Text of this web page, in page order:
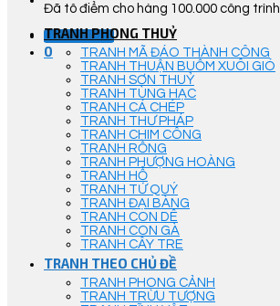
Đã tô điểm cho hàng 100.000 công trình
Góc Tư Vấn
0
TRANH PHONG THUỶ
TRANH MÃ ĐÁO THÀNH CÔNG
TRANH THUẬN BUỒM XUÔI GIÓ
TRANH SƠN THUỶ
TRANH TÙNG HẠC
TRANH CÁ CHÉP
TRANH THƯ PHÁP
TRANH CHIM CÔNG
TRANH RỒNG
TRANH PHƯỢNG HOÀNG
TRANH HỔ
TRANH TỨ QUÝ
TRANH ĐẠI BÀNG
TRANH CON DÊ
TRANH CON GÀ
TRANH CÂY TRE
TRANH THEO CHỦ ĐỀ
TRANH PHONG CẢNH
TRANH TRỪU TƯỢNG